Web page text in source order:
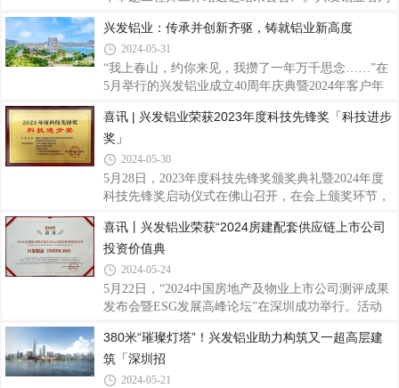
决，国际教育学院留学生足球队队员们挥汗绿茵，默
契配合，用实际行动诠释了团结协作、拼搏
师工作站”称号，作为国家级创新平台，企业可通过
佛山国创院与境内外高水平大学开展硕士、博士联合
培养和高水平协同创新，为公司探索高层次人才，做
好人才引育工作，进一步推进产学研用，加快实现新
格局，赋能企业行业高质量发展提供重要支撑作用。
兴发铝业作为集铝型材研发、生产、销售、服务于一
体的上市企业，40年来重视人才引育平台搭建
兴发铝业：传承并创新齐驱，铸就铝业新高度
2024-05-31
“我上春山，约你来见，我攒了一年万千思念……”在
5月举行的兴发铝业成立40周年庆典暨2024年客户年
导班子带来的合唱《上春山》，以全新的艺术形式展
现了兴发铝业的创新精神。事实上，作为中国专业制
造铝型材标杆企业，兴发铝业骨子里便带有勇于改革
创新、敢做时代“弄潮儿”的基因。01接力传承，四十
年砥砺磨一剑兴发铝业的创新精神，从领导班子在
式，不仅歌曲选择创新有活力有突破，更体现了企业
对传统文化的创新性传承。这种创新精神，
喜讯 | 兴发铝业荣获2023年度科技先锋奖「科技进步
奖」
2024-05-30
5月28日，2023年度科技先锋奖颁奖典礼暨2024年度
科技先锋奖启动仪式在佛山召开，在会上颁奖环节，
的高性能铝/镁合金及部件制造技术开发与产业化》项
目荣获科技进步奖。这是对各研究团队和兴发铝业多
年来积极与高校科研院所等联合研发，多措并举，高
度重视科技创新工作的充分肯定。兴发铝业一直以来
注重企业的技术创新工作，坚持以自主创新与产学研
节，注重前瞻性研发和布局，不断深化改革，在新产
品开发、技术进步、科研成果转化等方面取得了
喜讯丨兴发铝业荣获“2024房建配套供应链上市公司
投资价值典
2024-05-24
5月22日，“2024中国房地产及物业上市公司测评成果
发布会暨ESG发展高峰论坛”在深圳成功举行。活动
告》，同期隆重公布了“2024房地产配套供应链上市
公司测评成果”，兴发铝业荣获“2024房建配套供应链
上市公司投资价值典范企业”称号，凸显兴发铝业良
380米“璀璨灯塔”！兴发铝业助力构筑又一超高层建
筑「深圳招
2024-05-21